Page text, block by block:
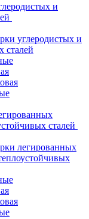
и
углеродистых и
сталей
сталей
легированных